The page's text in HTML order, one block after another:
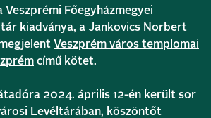
Veszprémi Főegyházmegyei
kiadványa, a Jankovics Norbert
Veszprém város templomai
című kötet.
2024. április 12-én került sor
Levéltárában, köszöntőt